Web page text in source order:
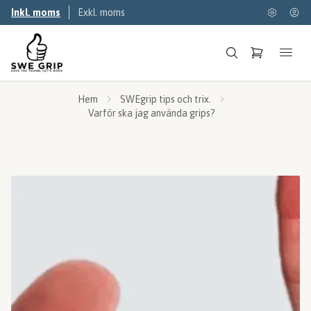
Inkl. moms Exkl. moms
Hem
SWEgrip tips och trix.
Varför ska jag använda grips?